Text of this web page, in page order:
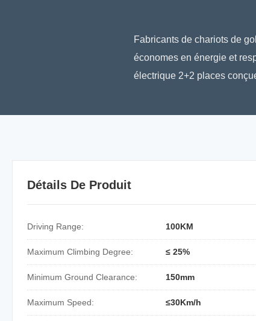
Fabricants de chariots de
économes en énergie et
électrique 2+2 places
Détails De Produit
Driving Range: 100KM
Maximum Climbing Degree: ≤ 25%
Minimum Ground Clearance: 150mm
Maximum Speed: ≤30Km/h